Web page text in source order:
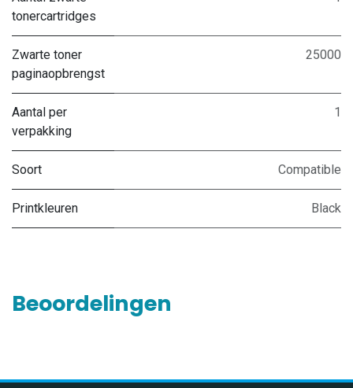
tonercartridges
Zwarte toner
paginaopbrengst
25000
Aantal per
verpakking
1
Soort Compatible
Printkleuren Black
Beoordelingen